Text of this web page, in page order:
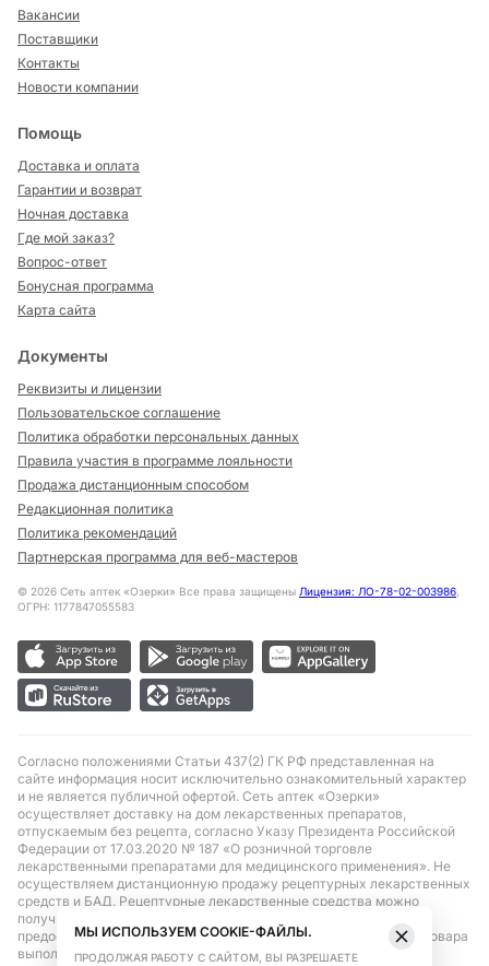
Вакансии
Поставщики
Контакты
Новости компании
Помощь
Доставка и оплата
Гарантии и возврат
Ночная доставка
Где мой заказ?
Вопрос-ответ
Бонусная программа
Карта сайта
Документы
Реквизиты и лицензии
Пользовательское соглашение
Политика обработки персональных данных
Правила участия в программе лояльности
Продажа дистанционным способом
Редакционная политика
Политика рекомендаций
Партнерская программа для веб-мастеров
© 2026 Сеть аптек «Озерки» Все права защищены Лицензия: ЛО-78-02-003986,
ОГРН: 1177847055583
Согласно положениями Статьи 437(2) ГК РФ представленная на
сайте информация носит исключительно ознакомительный характер
и не является публичной офертой. Сеть аптек «Озерки»
осуществляет доставку на дом лекарственных препаратов,
отпускаемым без рецепта, согласно Указу Президента Российской
Федерации от 17.03.2020 № 187 «О розничной торговле
лекарственными препаратами для медицинского применения». Не
осуществляем дистанционную продажу рецептурных лекарственных
средств и БАД. Рецептурные лекарственные средства можно
получить только при помощи самовывоза в аптеке при
предоставлении рецепта, выписанного врачом. Бронирование товара
выполняется при условиях последующего выкупа заказа в
МЫ ИСПОЛЬЗУЕМ COOKIE-ФАЙЛЫ.
ПРОДОЛЖАЯ РАБОТУ С САЙТОМ, ВЫ РАЗРЕШАЕТЕ